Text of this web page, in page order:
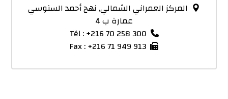
المركز العمراني الشمالي, نهج أحمد السنوسي
عمارة ب 4
Tél : +216 70 258 300
Fax : +216 71 949 913